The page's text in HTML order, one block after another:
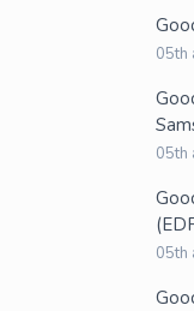
05th
05th
05th